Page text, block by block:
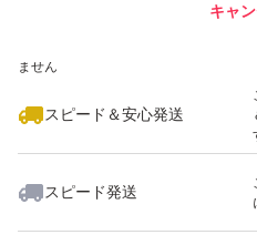
ません
スピード＆安心発送
スピード発送
キャ